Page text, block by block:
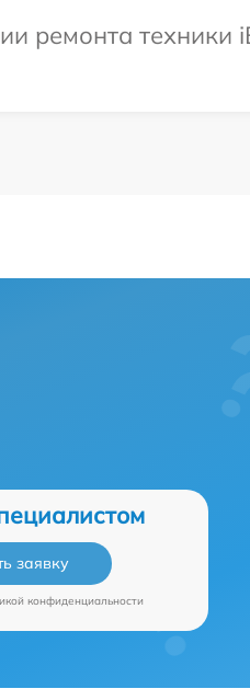
ремонта техники
заявку
конфиденциальности